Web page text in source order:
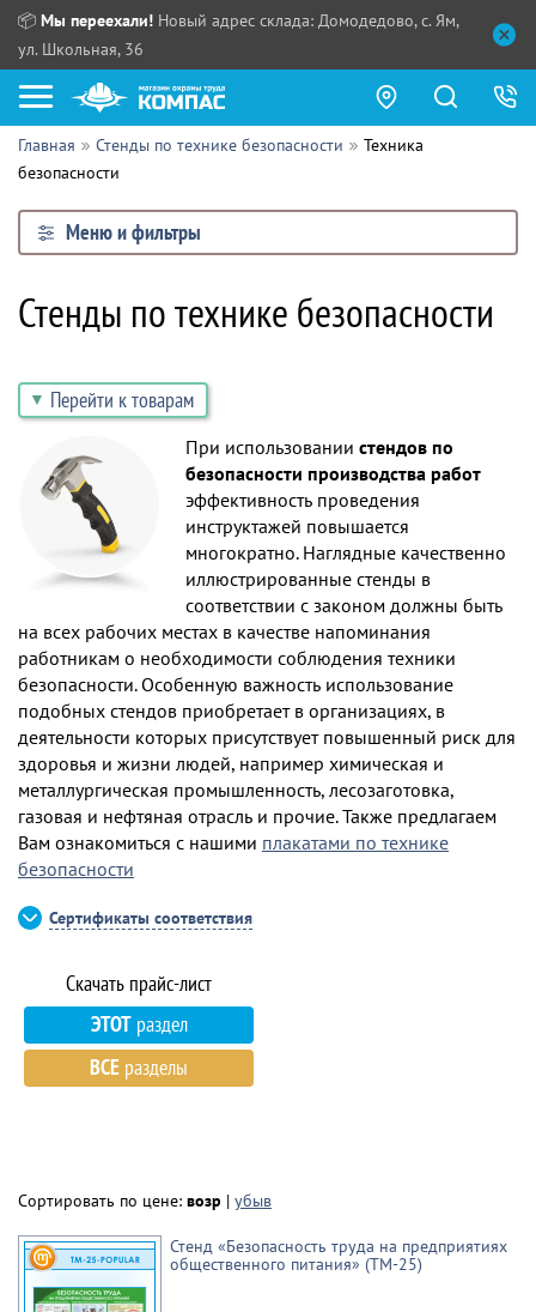
📦 Мы переехали! Новый адрес склада: Домодедово, с. Ям,
ул. Школьная, 36
Как купить?
Прайс-листы
Сотрудничество
Партнерам
Поставщикам
Контакты
ПТ:
СБ, ВС:
Главная Стенды по технике безопасности
Техника
безопасности
Меню и фильтры
Стенды по технике безопасности
Перейти к товарам
При использовании стендов по
безопасности производства работ
эффективность проведения
инструктажей повышается
многократно. Наглядные качественно
иллюстрированные стенды в
соответствии с законом должны быть
на всех рабочих местах в качестве напоминания
работникам о необходимости соблюдения техники
безопасности. Особенную важность использование
подобных стендов приобретает в организациях, в
деятельности которых присутствует повышенный риск для
здоровья и жизни людей, например химическая и
металлургическая промышленность, лесозаготовка,
газовая и нефтяная отрасль и прочие. Также предлагаем
Вам ознакомиться с нашими плакатами по технике
безопасности
Сертификаты соответствия
ЭТОТраздел
ВСЕ разделы
Сортировать по цене: возр | убыв
Стенд «Безопасность труда на предприятиях
общественного питания» (TM-25)